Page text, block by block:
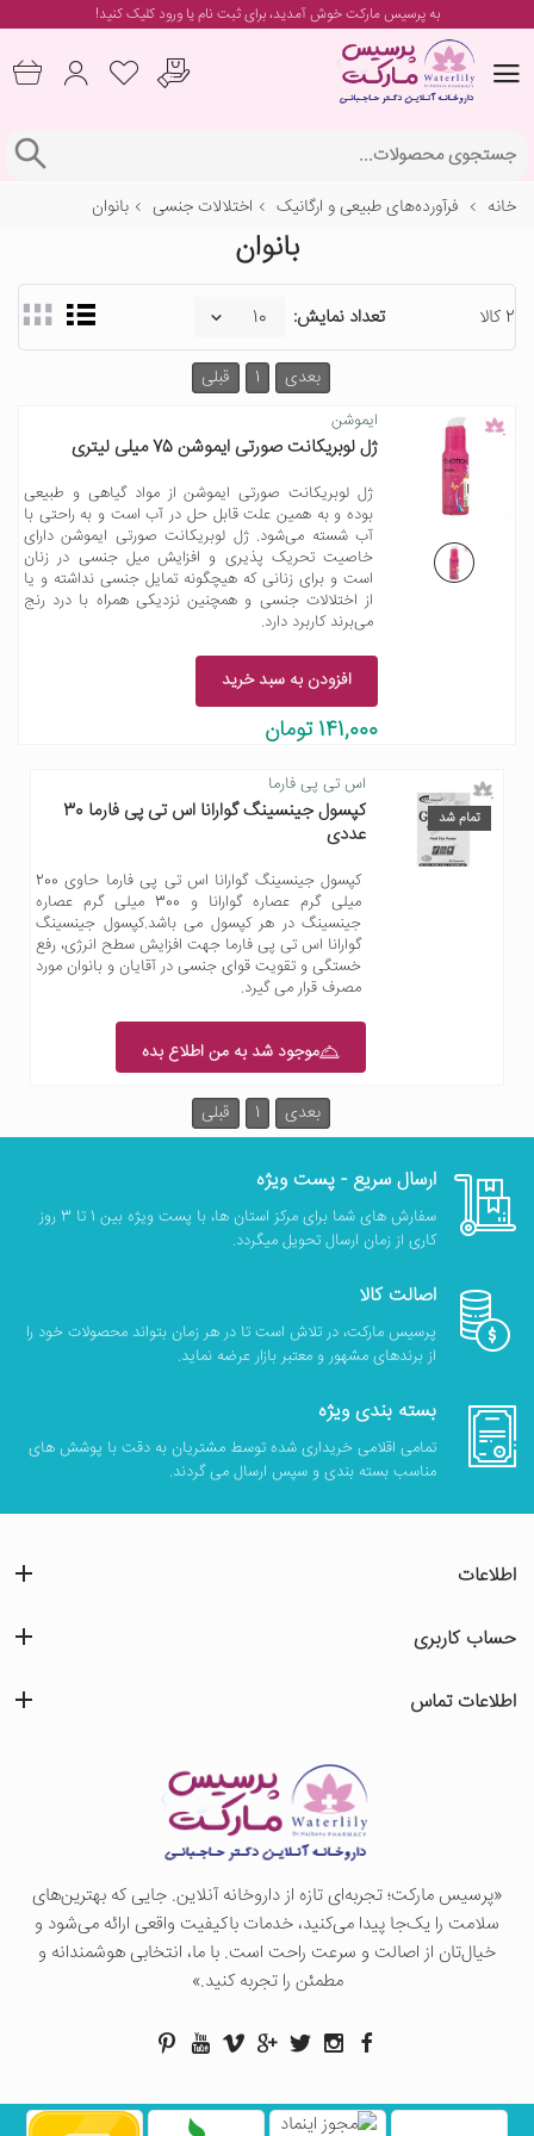
به پرسیس مارکت خوش آمدید، برایثبت نام یا ورودکلیک کنید!
خانه فرآورده‌های طبیعی و ارگانیک اختلالات جنسی بانوان
بانوان
2 کالا تعداد نمایش:
قبلی 1 بعدی
ایموشن
ژل لوبریکانت صورتی ایموشن 75 میلی لیتری
ژل لوبریکانت صورتی ایموشن از مواد گیاهی و طبیعی
بوده و به همین علت قابل حل در آب است و به راحتی با
آب شسته می‌شود. ژل لوبریکانت صورتی ایموشن دارای
خاصیت تحریک پذیری و افزایش میل جنسی در زنان
است و برای زنانی که هیچگونه تمایل جنسی نداشته و یا
از اختلالات جنسی و همچنین نزدیکی همراه با درد رنج
می‌برند کاربرد دارد.
افزودن به سبد خرید
141,000 تومان
تمام شد
اس تی پی فارما
کپسول جینسینگ گوارانا اس تی پی فارما 30
عددی
کپسول جینسینگ گوارانا اس تی پی فارما حاوی 200
میلی گرم عصاره گوارانا و 300 میلی گرم عصاره
جینسینگ در هر کپسول می باشد.کپسول جینسینگ
گوارانا اس تی پی فارما جهت افزایش سطح انرژی، رفع
خستگی و تقویت قوای جنسی در آقایان و بانوان مورد
مصرف قرار می گیرد.
موجود شد به من اطلاع بده
قبلی 1 بعدی
ارسال سریع - پست ویژه
سفارش های شما برای مرکز استان ها، با پست ویژه بین 1 تا 3 روز
کاری از زمان ارسال تحویل میگردد.
اصالت کالا
پرسیس مارکت، در تلاش است تا در هر زمان بتواند محصولات خود را
از برندهای مشهور و معتبر بازار عرضه نماید.
بسته بندی ویژه
تمامی اقلامی خریداری شده توسط مشتریان به دقت با پوشش های
مناسب بسته بندی و سپس ارسال می گردند.
«پرسيس ماركت؛ تجربه‌ای تازه از داروخانه آنلاین. جایی که بهترین‌های
سلامت را یک‌جا پیدا می‌کنید، خدمات باکیفیت واقعی ارائه می‌شود و
خیال‌تان از اصالت و سرعت راحت است. با ما، انتخابی هوشمندانه و
مطمئن را تجربه کنید.»
اطلاعات
حساب کاربری
اطلاعات تماس